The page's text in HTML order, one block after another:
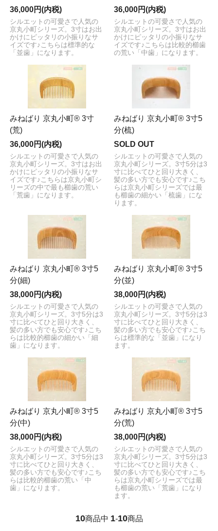
36,000円(内税)
シルエットの可愛さで人気の
京丸小町シリーズ。3寸はお出
かけにピッタリの小振りなサ
イズです♪こちらは標準的な
「並歯」になります。
36,000円(内税)
シルエットの可愛さで人気の
京丸小町シリーズ。3寸はお出
かけにピッタリの小振りなサ
イズです♪こちらは比較的櫛歯
の荒い「中歯」になります。
みねばり 京丸小町® 3寸
(荒)
36,000円(内税)
シルエットの可愛さで人気の
京丸小町シリーズ。3寸はお出
かけにピッタリの小振りなサ
イズです♪こちらは京丸小町シ
リーズの中で最も櫛歯の荒い
「荒歯」になります。
みねばり 京丸小町® 3寸5
分(梳)
SOLD OUT
シルエットの可愛さで人気の
京丸小町シリーズ。3寸5分は3
寸に比べてひと回り大きく、
髪の多い方でも安心です♪こち
らは京丸小町シリーズでは最
も櫛歯の細かい「梳歯」にな
ります。
みねばり 京丸小町® 3寸5
分(細)
38,000円(内税)
シルエットの可愛さで人気の
京丸小町シリーズ。3寸5分は3
寸に比べてひと回り大きく、
髪の多い方でも安心です♪こち
らは比較的櫛歯の細かい「細
歯」になります。
みねばり 京丸小町® 3寸5
分(並)
38,000円(内税)
シルエットの可愛さで人気の
京丸小町シリーズ。3寸5分は3
寸に比べてひと回り大きく、
髪の多い方でも安心です♪こち
らは標準的な「並歯」になり
ます。
みねばり 京丸小町® 3寸5
分(中)
38,000円(内税)
シルエットの可愛さで人気の
京丸小町シリーズ。3寸5分は3
寸に比べてひと回り大きく、
髪の多い方でも安心です♪こち
らは比較的櫛歯の荒い「中
歯」になります。
みねばり 京丸小町® 3寸5
分(荒)
38,000円(内税)
シルエットの可愛さで人気の
京丸小町シリーズ。3寸5分は3
寸に比べてひと回り大きく、
髪の多い方でも安心です♪こち
らは京丸小町シリーズでは最
も櫛歯の荒い「荒歯」になり
ます。
10商品中 1-10商品